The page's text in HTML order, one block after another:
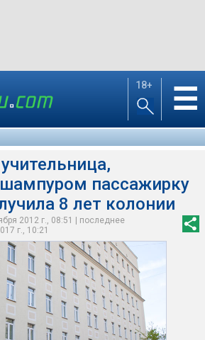
18+ ☰
пассажирку
8 лет колонии
2012 г., 08:51 | последнее
г., 10:21